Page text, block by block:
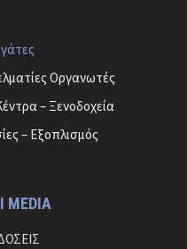
Οργανωτές
– Ξενοδοχεία
– Εξοπλισμός
MEDIA